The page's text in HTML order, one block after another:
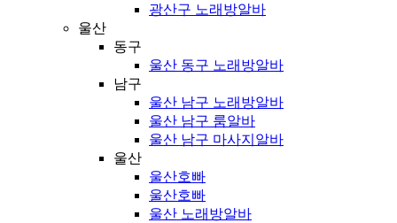
광산구 노래방알바
울산
동구
울산 동구 노래방알바
남구
울산 남구 노래방알바
울산 남구 룸알바
울산 남구 마사지알바
울산
울산호빠
울산호빠
울산 노래방알바